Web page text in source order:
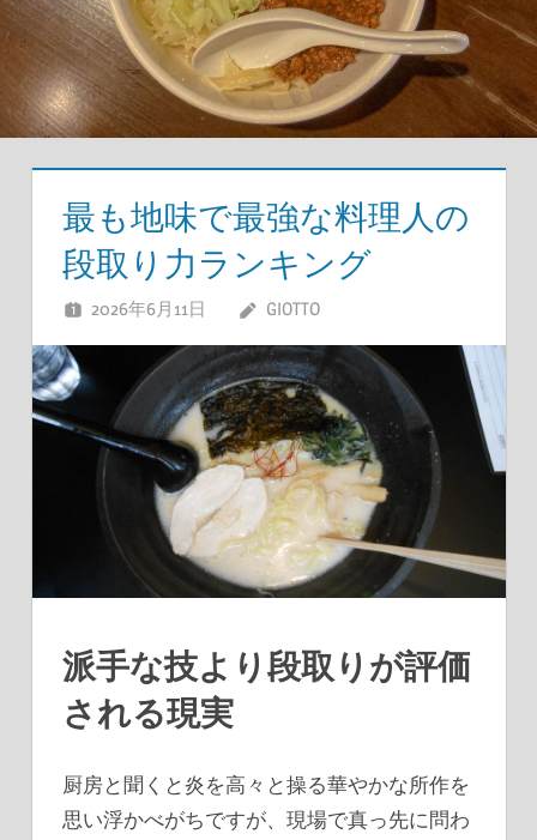
最も地味で最強な料理人の
段取り力ランキング
2026年6月11日 GIOTTO
派手な技より段取りが評価
される現実
厨房と聞くと炎を高々と操る華やかな所作を
思い浮かべがちですが、現場で真っ先に問わ